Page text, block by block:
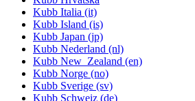
Kubb Italia (it)
Kubb Island (is)
Kubb Japan (jp)
Kubb Nederland (nl)
Kubb New_Zealand (en)
Kubb Norge (no)
Kubb Sverige (sv)
Kubb Schweiz (de)